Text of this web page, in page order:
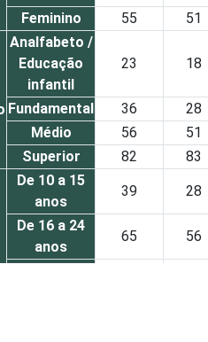
Feminino
55 51
Analfabeto /
Educação
infantil
23 18
Fundamental 36 28
Médio
56 51
Superior
82 83
De 10 a 15
anos
39 28
De 16 a 24
anos
65 56